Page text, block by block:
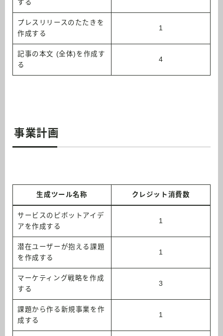
する
プレスリリースのたたきを
作成する
1
記事の本文 (全体)を作成す
る
4
事業計画
生成ツール名称 クレジット消費数
サービスのピボットアイデ
アを作成する
1
潜在ユーザーが抱える課題
を作成する
1
マーケティング戦略を作成
する
3
課題から作る新規事業を作
成する
1